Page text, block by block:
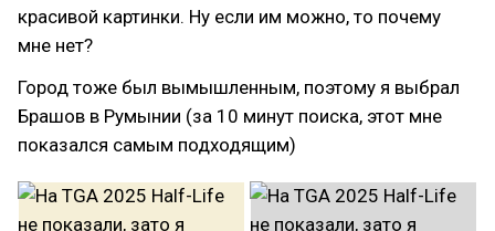
красивой картинки. Ну если им можно, то почему
мне нет?
Город тоже был вымышленным, поэтому я выбрал
Брашов в Румынии (за 10 минут поиска, этот мне
показался самым подходящим)